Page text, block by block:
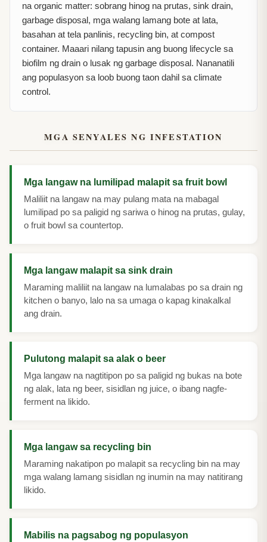
na organic matter: sobrang hinog na prutas, sink drain,
garbage disposal, mga walang lamang bote at lata,
basahan at tela panlinis, recycling bin, at compost
container. Maaari nilang tapusin ang buong lifecycle sa
biofilm ng drain o lusak ng garbage disposal. Nananatili
ang populasyon sa loob buong taon dahil sa climate
control.
MGA SENYALES NG INFESTATION
Mga langaw na lumilipad malapit sa fruit bowl
Maliliit na langaw na may pulang mata na mabagal
lumilipad po sa paligid ng sariwa o hinog na prutas, gulay,
o fruit bowl sa countertop.
Mga langaw malapit sa sink drain
Maraming maliliit na langaw na lumalabas po sa drain ng
kitchen o banyo, lalo na sa umaga o kapag kinakalkal
ang drain.
Pulutong malapit sa alak o beer
Mga langaw na nagtitipon po sa paligid ng bukas na bote
ng alak, lata ng beer, sisidlan ng juice, o ibang nagfe-
ferment na likido.
Mga langaw sa recycling bin
Maraming nakatipon po malapit sa recycling bin na may
mga walang lamang sisidlan ng inumin na may natitirang
likido.
Mabilis na pagsabog ng populasyon